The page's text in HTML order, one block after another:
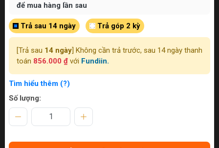
để mua hàng lần sau
Trả sau 14 ngày Trả góp 2 kỳ
[Trả sau 14 ngày ] Không cần trả trước, sau 14 ngày thanh
toán 856.000 ₫ với Fundiin.
Tìm hiểu thêm (?)
Số lượng: